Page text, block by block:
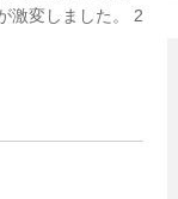
激変しました。 2